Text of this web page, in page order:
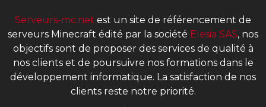
Serveurs-mc.net est un site de référencement de
serveurs Minecraft édité par la société Elesia SAS, nos
objectifs sont de proposer des services de qualité à
nos clients et de poursuivre nos formations dans le
développement informatique. La satisfaction de nos
clients reste notre priorité.